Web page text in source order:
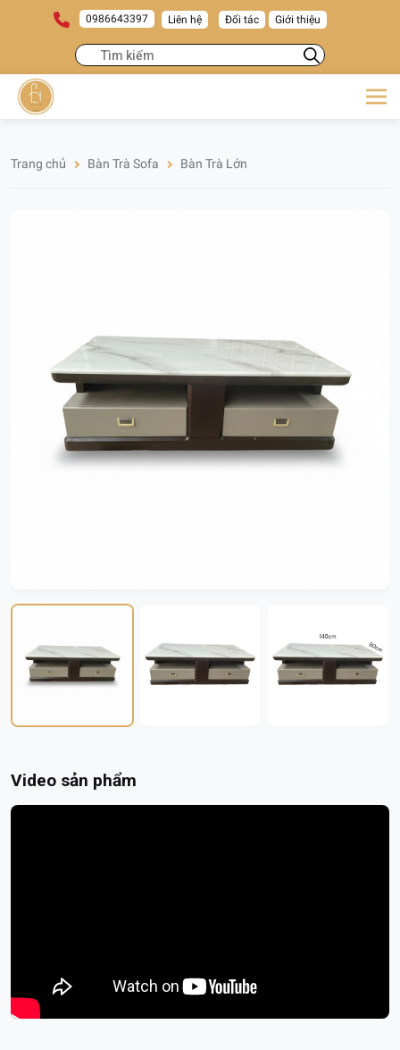
0986643397 Liên hệ Đối tác Giới thiệu
Trang chủ Bàn Trà Sofa Bàn Trà Lớn
Video sản phẩm